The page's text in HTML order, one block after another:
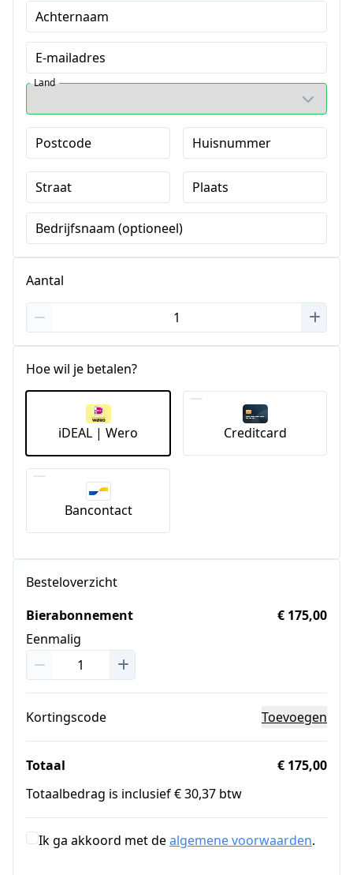
Achternaam
E-mailadres
Land
Postcode Huisnummer
Straat Plaats
Bedrijfsnaam (optioneel)
Aantal
Hoe wil je betalen?
iDEAL | Wero Creditcard
Bancontact
Besteloverzicht
Bierabonnement
Eenmalig
€ 175,00
Kortingscode Toevoegen
Totaal
€ 175,00
Totaalbedrag is inclusief € 30,37 btw
Ik ga akkoord met dealgemene voorwaarden.